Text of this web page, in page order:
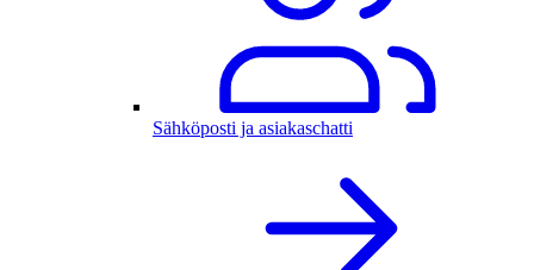
Sähköposti ja asiakaschatti